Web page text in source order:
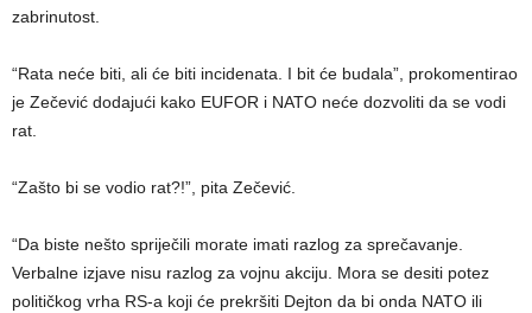
zabrinutost.
“Rata neće biti, ali će biti incidenata. I bit će budala”, prokomentirao
je Zečević dodajući kako EUFOR i NATO neće dozvoliti da se vodi
rat.
“Zašto bi se vodio rat?!”, pita Zečević.
“Da biste nešto spriječili morate imati razlog za sprečavanje.
Verbalne izjave nisu razlog za vojnu akciju. Mora se desiti potez
političkog vrha RS-a koji će prekršiti Dejton da bi onda NATO ili